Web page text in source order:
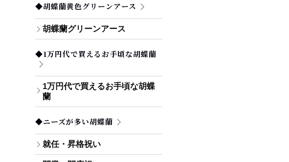
◆胡蝶蘭黄色グリーンアース
胡蝶蘭グリーンアース
◆1万円代で買えるお手頃な胡蝶蘭
1万円代で買えるお手頃な胡蝶
蘭
◆ニーズが多い胡蝶蘭
就任・昇格祝い